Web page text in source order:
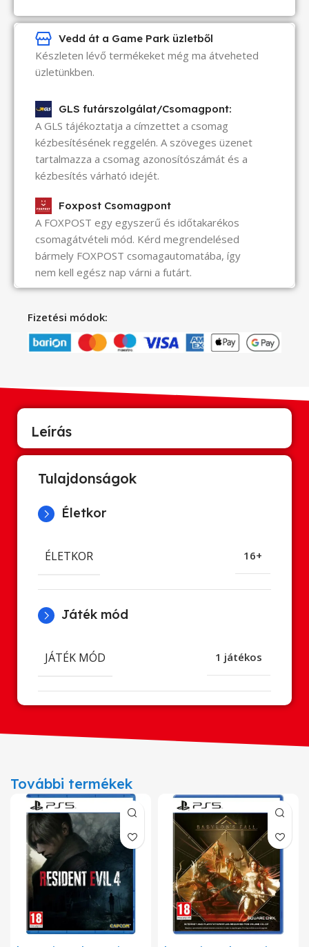
Vedd át a Game Park üzletből
Készleten lévő termékeket még ma átveheted
üzletünkben.
GLS futárszolgálat/Csomagpont:
A GLS tájékoztatja a címzettet a csomag
kézbesítésének reggelén. A szöveges üzenet
tartalmazza a csomag azonosítószámát és a
kézbesítés várható idejét.
Foxpost Csomagpont
A FOXPOST egy egyszerű és időtakarékos
csomagátvételi mód. Kérd megrendelésed
bármely FOXPOST csomagautomatába, így
nem kell egész nap várni a futárt.
Fizetési módok:
Leírás
Tulajdonságok
Életkor
ÉLETKOR 16+
Játék mód
JÁTÉK MÓD 1 játékos
További termékek